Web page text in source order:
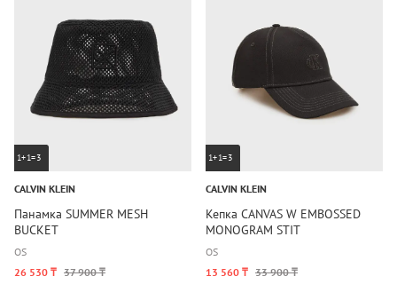
1+1=3
CALVIN KLEIN
Панамка SUMMER MESH
BUCKET
OS
26 530 ₸ 37 900 ₸
1+1=3
CALVIN KLEIN
Кепка CANVAS W EMBOSSED
MONOGRAM STIT
OS
13 560 ₸ 33 900 ₸